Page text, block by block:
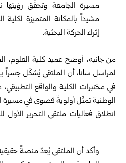
مسيرة الجامعة وتحقّق رؤيتها
مشيداً بالمكانة المتميزة لكلية
إثراء الحركة البحثية.
من جانبه، أوضح عميد كلية العلوم،
لمراسل سانا، أن الملتقى يُشكّل جسراً
في مختبرات الكلية والواقع
الوطنية تمثّل أولويةً قصوى في مسيرة
وأكد أن الملتقى يُعدّ منصةً